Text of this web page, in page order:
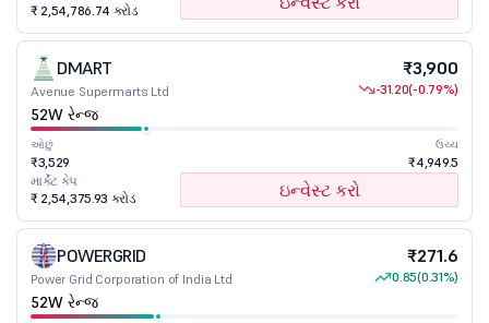
₹ 2,54,786.74 કરોડ
DMART
Avenue Supermarts Ltd
₹3,900
-31.20(-0.79%)
52W રેન્જ
ઓછું
₹3,529
ઉચ્ચ
₹4,949.5
માર્કેટ કેપ
₹ 2,54,375.93 કરોડ
ઇન્વેસ્ટ કરો
POWERGRID
Power Grid Corporation of India Ltd
₹271.6
0.85(0.31%)
52W રેન્જ